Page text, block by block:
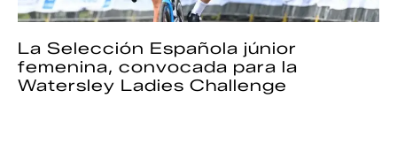
La Selección Española júnior
femenina, convocada para la
Watersley Ladies Challenge